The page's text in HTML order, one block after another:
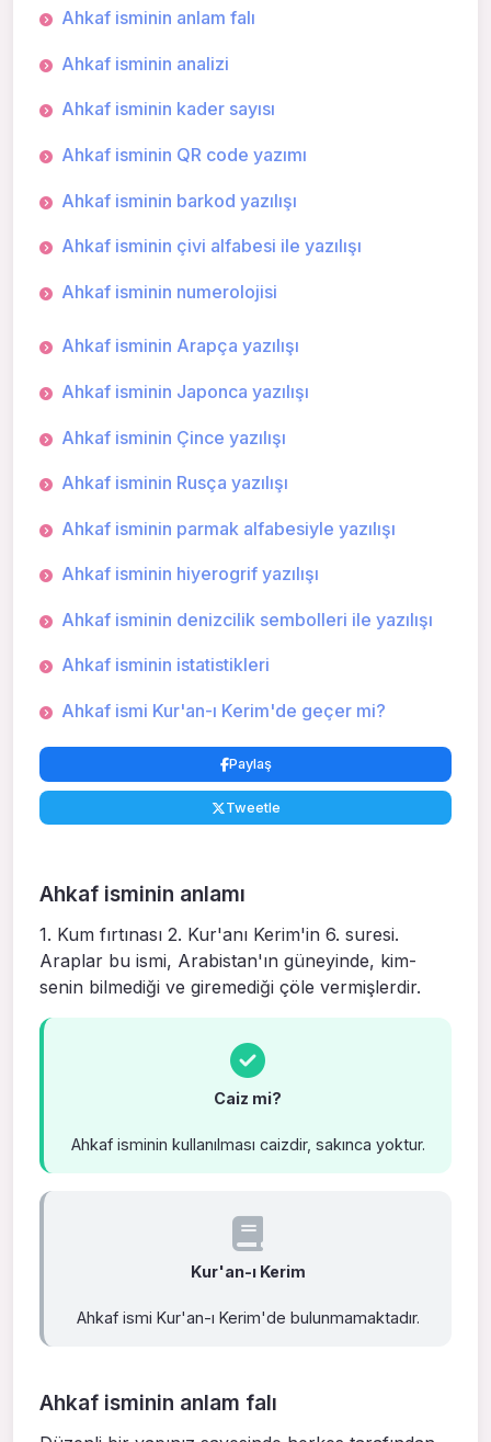
Ahkaf isminin anlam falı
Ahkaf isminin analizi
Ahkaf isminin kader sayısı
Ahkaf isminin QR code yazımı
Ahkaf isminin barkod yazılışı
Ahkaf isminin çivi alfabesi ile yazılışı
Ahkaf isminin numerolojisi
Ahkaf isminin Arapça yazılışı
Ahkaf isminin Japonca yazılışı
Ahkaf isminin Çince yazılışı
Ahkaf isminin Rusça yazılışı
Ahkaf isminin parmak alfabesiyle yazılışı
Ahkaf isminin hiyerogrif yazılışı
Ahkaf isminin denizcilik sembolleri ile yazılışı
Ahkaf isminin istatistikleri
Ahkaf ismi Kur'an-ı Kerim'de geçer mi?
Paylaş
Tweetle
Ahkaf isminin anlamı
1. Kum fırtınası 2. Kur'anı Kerim'in 6. suresi.
Araplar bu ismi, Arabistan'ın güneyinde, kim­
senin bilmediği ve giremediği çöle vermişlerdir.
Caiz mi?
Ahkaf isminin kullanılması caizdir, sakınca yoktur.
Kur'an-ı Kerim
Ahkaf ismi Kur'an-ı Kerim'de bulunmamaktadır.
Ahkaf isminin anlam falı